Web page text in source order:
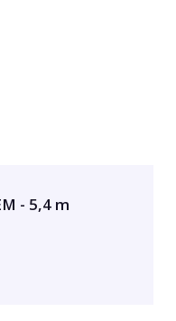
- 5,4 m